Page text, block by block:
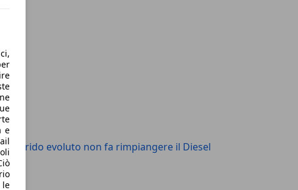
e
le
l’ibrido evoluto non fa rimpiangere il Diesel